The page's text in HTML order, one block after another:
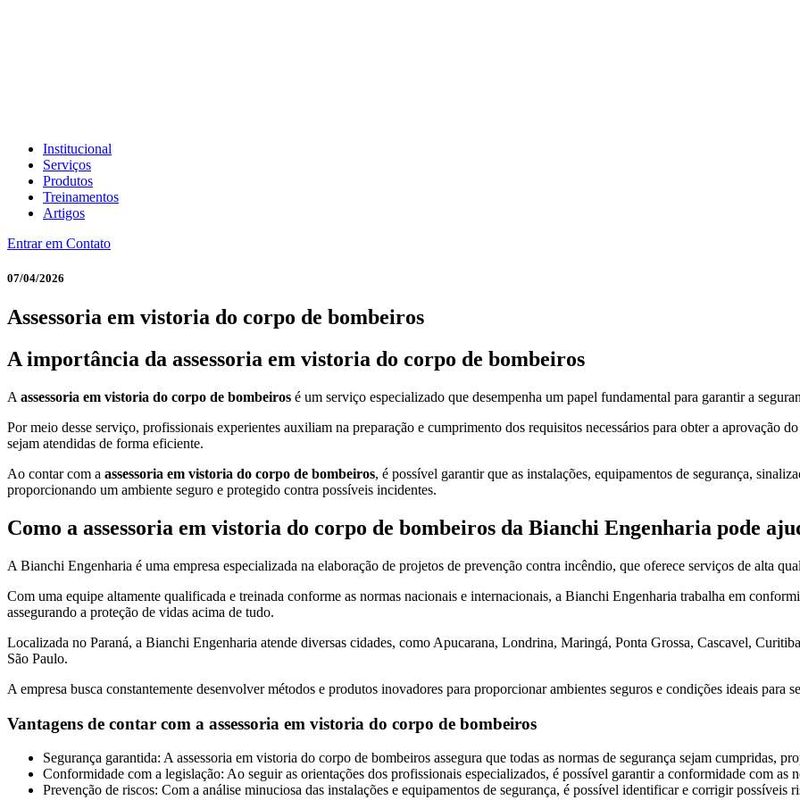
Institucional
Serviços
Produtos
Treinamentos
Artigos
Entrar em Contato
07/04/2026
Assessoria em vistoria do corpo de bombeiros
A importância da assessoria em vistoria do corpo de bombeiros
A assessoria em vistoria do corpo de bombeiros é um serviço especializado que desempenha um papel fundamental para garantir a
Por meio desse serviço, profissionais experientes auxiliam na preparação e cumprimento dos requisitos necessários para obter a aprovação
sejam atendidas de forma eficiente.
Ao contar com a assessoria em vistoria do corpo de bombeiros, é possível garantir que as instalações, equipamentos de segurança,
proporcionando um ambiente seguro e protegido contra possíveis incidentes.
Como a assessoria em vistoria do corpo de bombeiros da Bianchi Engenharia pode
A Bianchi Engenharia é uma empresa especializada na elaboração de projetos de prevenção contra incêndio, que oferece serviços de alta
Com uma equipe altamente qualificada e treinada conforme as normas nacionais e internacionais, a Bianchi Engenharia trabalha em
assegurando a proteção de vidas acima de tudo.
Localizada no Paraná, a Bianchi Engenharia atende diversas cidades, como Apucarana, Londrina, Maringá, Ponta Grossa, Cascavel,
São Paulo.
A empresa busca constantemente desenvolver métodos e produtos inovadores para proporcionar ambientes seguros e condições ideais para
Vantagens de contar com a assessoria em vistoria do corpo de bombeiros
Segurança garantida: A assessoria em vistoria do corpo de bombeiros assegura que todas as normas de segurança sejam cumpridas,
Conformidade com a legislação: Ao seguir as orientações dos profissionais especializados, é possível garantir a conformidade com as
Prevenção de riscos: Com a análise minuciosa das instalações e equipamentos de segurança, é possível identificar e corrigir possíveis